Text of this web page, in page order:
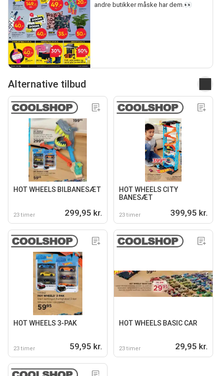
andre butikker måske har dem.👀
Alternative tilbud
HOT WHEELS BILBANESÆT
23 timer 299,95 kr.
HOT WHEELS CITY
BANESÆT
23 timer 399,95 kr.
HOT WHEELS 3-PAK
23 timer 59,95 kr.
HOT WHEELS BASIC CAR
23 timer 29,95 kr.